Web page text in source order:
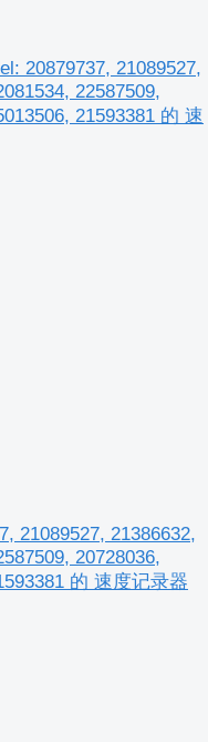
20879737, 21089527,
22587509,
21593381 的 速
21089527, 21386632,
20728036,
的 速度记录器